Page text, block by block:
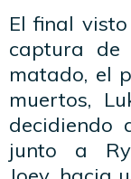
El final
captura
matado, el
muertos,
decidiendo
junto a